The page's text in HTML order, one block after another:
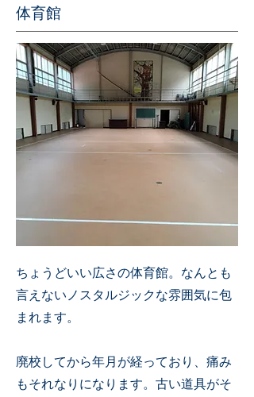
​体育館
ちょうどいい広さの体育館。なんとも
言えないノスタルジックな雰囲気に包
まれます。
廃校してから年月が経っており、痛み
もそれなりになります。古い道具がそ